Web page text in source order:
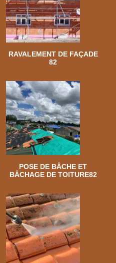
RAVALEMENT DE FAÇADE
82
POSE DE BÂCHE ET
BÂCHAGE DE TOITURE82